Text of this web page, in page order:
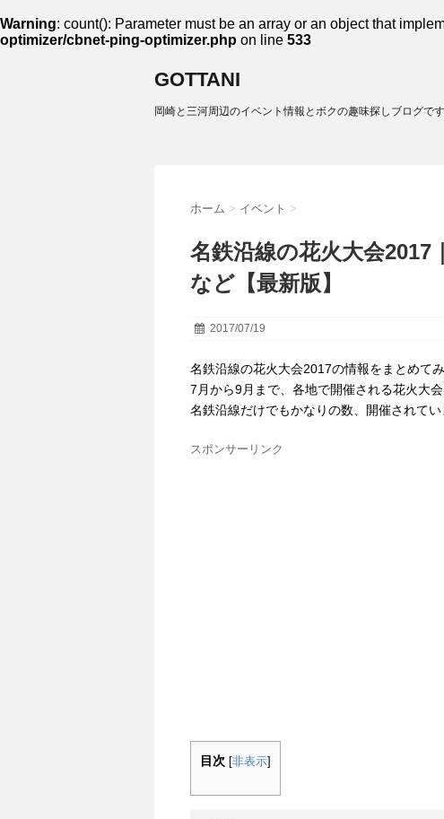
Warning: count(): Parameter must be an array or an object that
optimizer/cbnet-ping-optimizer.php on line 533
GOTTANI
岡崎と三河周辺のイベント情報とボクの趣味探しブログです
ホーム > イベント >
名鉄沿線の花火大会2017
など【最新版】
2017/07/19
名鉄沿線の花火大会2017の情報をまとめてみ
7月から9月まで、各地で開催される花火大会
名鉄沿線だけでもかなりの数、開催されてい
スポンサーリンク
目次 非表示